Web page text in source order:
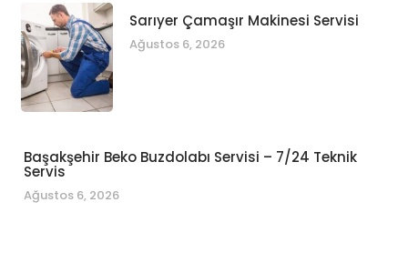
Sarıyer Çamaşır Makinesi Servisi
Ağustos 6, 2026
Başakşehir Beko Buzdolabı Servisi – 7/24 Teknik
Servis
Ağustos 6, 2026